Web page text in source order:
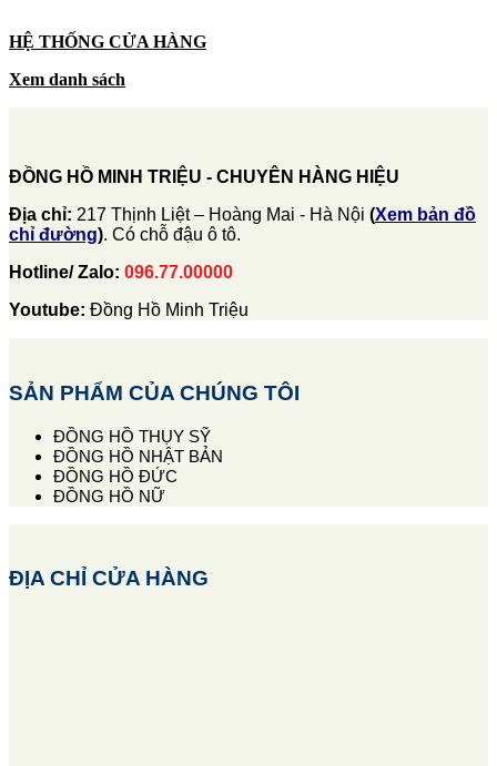
HỆ THỐNG CỬA HÀNG
Xem danh sách
ĐỒNG HỒ MINH TRIỆU - CHUYÊN HÀNG HIỆU
Địa chỉ: 217 Thịnh Liệt – Hoàng Mai - Hà Nội (Xem bản đồ
chỉ đường). Có chỗ đậu ô tô.
Hotline/ Zalo: 096.77.00000
Youtube: Đồng Hồ Minh Triệu
SẢN PHẨM CỦA CHÚNG TÔI
ĐỒNG HỒ THỤY SỸ
ĐỒNG HỒ NHẬT BẢN
ĐỒNG HỒ ĐỨC
ĐỒNG HỒ NỮ
ĐỊA CHỈ CỬA HÀNG